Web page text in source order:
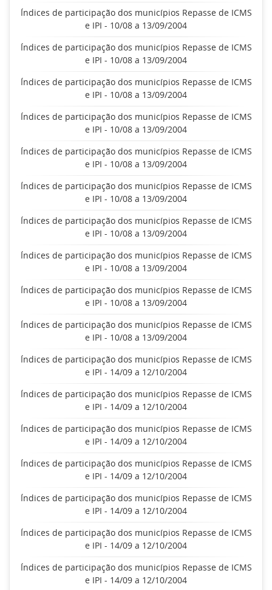
Índices de participação dos municípios Repasse de ICMS
e IPI - 10/08 a 13/09/2004
Índices de participação dos municípios Repasse de ICMS
e IPI - 10/08 a 13/09/2004
Índices de participação dos municípios Repasse de ICMS
e IPI - 10/08 a 13/09/2004
Índices de participação dos municípios Repasse de ICMS
e IPI - 10/08 a 13/09/2004
Índices de participação dos municípios Repasse de ICMS
e IPI - 10/08 a 13/09/2004
Índices de participação dos municípios Repasse de ICMS
e IPI - 10/08 a 13/09/2004
Índices de participação dos municípios Repasse de ICMS
e IPI - 10/08 a 13/09/2004
Índices de participação dos municípios Repasse de ICMS
e IPI - 10/08 a 13/09/2004
Índices de participação dos municípios Repasse de ICMS
e IPI - 10/08 a 13/09/2004
Índices de participação dos municípios Repasse de ICMS
e IPI - 10/08 a 13/09/2004
Índices de participação dos municípios Repasse de ICMS
e IPI - 14/09 a 12/10/2004
Índices de participação dos municípios Repasse de ICMS
e IPI - 14/09 a 12/10/2004
Índices de participação dos municípios Repasse de ICMS
e IPI - 14/09 a 12/10/2004
Índices de participação dos municípios Repasse de ICMS
e IPI - 14/09 a 12/10/2004
Índices de participação dos municípios Repasse de ICMS
e IPI - 14/09 a 12/10/2004
Índices de participação dos municípios Repasse de ICMS
e IPI - 14/09 a 12/10/2004
Índices de participação dos municípios Repasse de ICMS
e IPI - 14/09 a 12/10/2004